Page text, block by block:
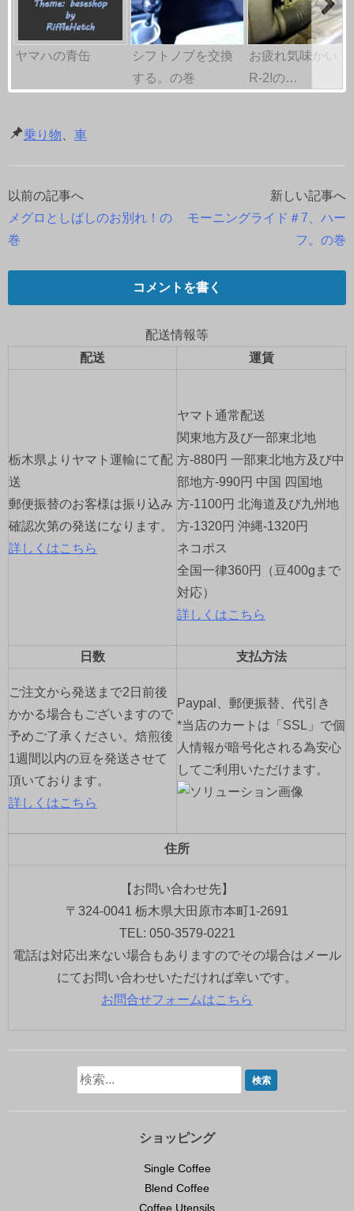
ヤマハの青缶
シフトノブを交換
する。の巻
お疲れ気味かい？
R-2!の…
乗り物 車
投
稿
ナ
ビ
ー
ン
以前の記事へ
メグロとしばしのお別れ！の
巻
新しい記事へ
モーニングライド＃7、ハー
フ。の巻
コメントを書く
配送情報等
配送
運賃
栃木県よりヤマト運輸にて配
送
郵便振替のお客様は振り込み
確認次第の発送になります。
詳しくはこちら
ヤマト通常配送
関東地方及び一部東北地
方-880円 一部東北地方及び中
部地方-990円 中国 四国地
方-1100円 北海道及び九州地
方-1320円 沖縄-1320円
ネコポス
全国一律360円（豆400gまで
対応）
詳しくはこちら
日数 支払方法
ご注文から発送まで2日前後
かかる場合もございますので
予めご了承ください。焙煎後
1週間以内の豆を発送させて
頂いております。
詳しくはこちら
Paypal、郵便振替、代引き
*当店のカートは「SSL」で個
人情報が暗号化される為安心
してご利用いただけます。
住所
【お問い合わせ先】
〒324-0041 栃木県大田原市本町1-2691
TEL: 050-3579-0221
電話は対応出来ない場合もありますのでその場合はメール
にてお問い合わせいただければ幸いです。
お問合せフォームはこちら
ショッピング
Single Coffee
Blend Coffee
Coffee Utensils